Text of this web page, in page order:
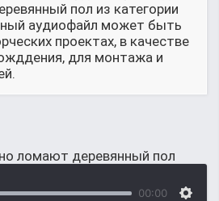
пол из категории
аудиофайл может быть
проектах, в качестве
для монтажа и
ломают деревянный пол
00:00